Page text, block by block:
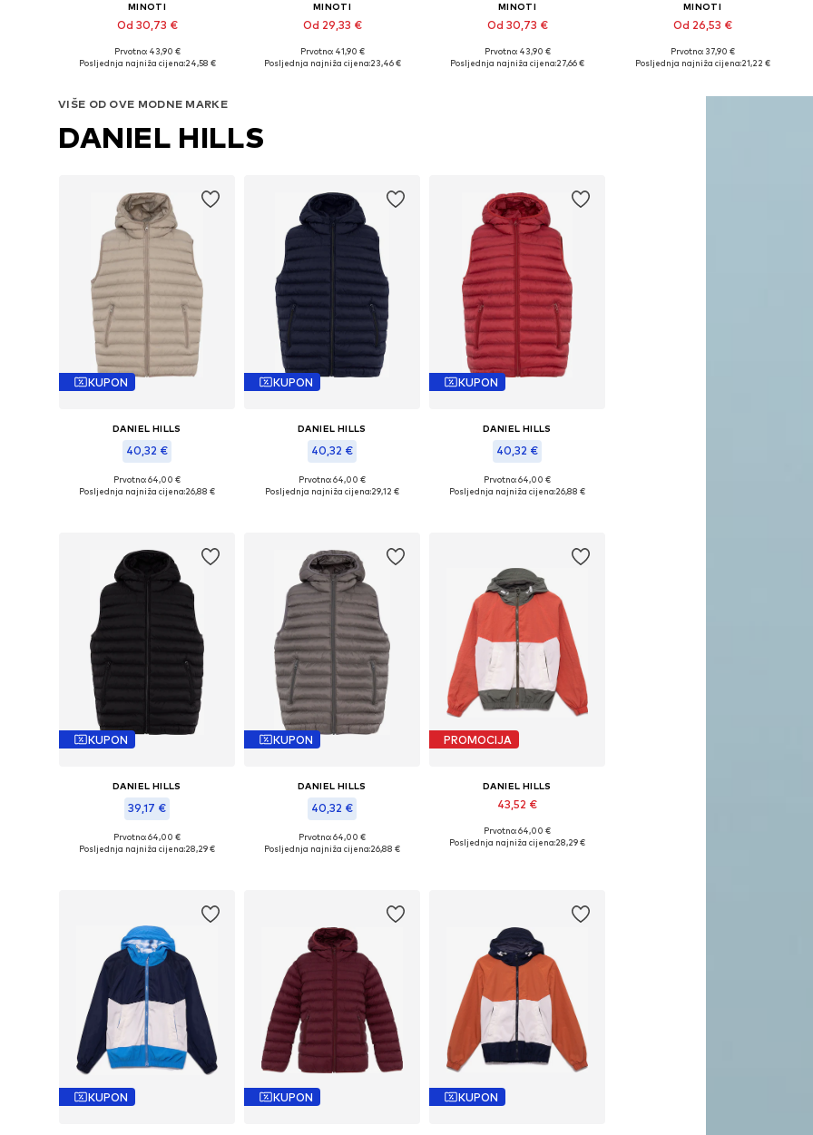
MINOTI
Od 30,73 €
Dostupno u više veličina
Prvotno: 43,90 €
Posljednja najniža cijena:24,58 €
MINOTI
Od 29,33 €
Dostupno u više veličina
Prvotno: 41,90 €
Posljednja najniža cijena:23,46 €
MINOTI
Od 30,73 €
Dostupno u više veličina
Prvotno: 43,90 €
Posljednja najniža cijena:27,66 €
MINOTI
Od 26,53 €
Dostupno u više veličina
Prvotno: 37,90 €
Posljednja najniža cijena:21,22 €
VIŠE OD OVE MODNE MARKE
DANIEL HILLS
KUPON
DANIEL HILLS
40,32 €
Prvotno: 64,00 €
Posljednja najniža cijena:26,88 €
KUPON
DANIEL HILLS
40,32 €
Dostupne veličine: 100-104, 116
Prvotno: 64,00 €
Posljednja najniža cijena:29,12 €
KUPON
DANIEL HILLS
40,32 €
Prvotno: 64,00 €
Posljednja najniža cijena:26,88 €
KUPON
DANIEL HILLS
39,17 €
Dostupne veličine: 92-98, 104-110
Prvotno: 64,00 €
Posljednja najniža cijena:28,29 €
KUPON
DANIEL HILLS
40,32 €
Prvotno: 64,00 €
Posljednja najniža cijena:26,88 €
PROMOCIJA
DANIEL HILLS
43,52 €
Dostupne veličine: 128, 140, 164
Prvotno: 64,00 €
Posljednja najniža cijena:28,29 €
KUPON KUPON KUPON